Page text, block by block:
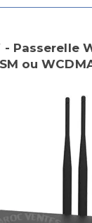
- Passerelle
ou